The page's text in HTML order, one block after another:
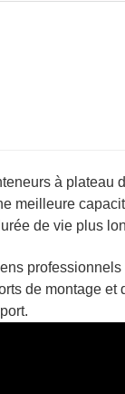
à
meilleure
de vie plus
de montage